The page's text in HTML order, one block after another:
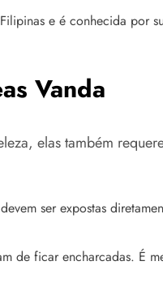
e é conhecida por
Vanda
elas também
ser expostas
de ficar encharcadas. É